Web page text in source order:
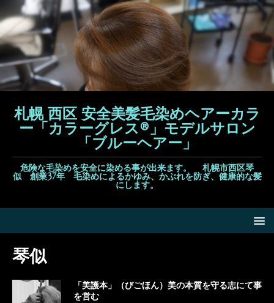
札幌 西区 安全美髪毛染めヘアーカラ
ー「カラーグレス®」モデルサロン
「ブルーヘアー」
危険な毛染めを安全に染める事が出来ます。 札幌市西区琴
似 創業37年 毛染めによるかゆみ、かぶれを防ぎ、健康的な髪
にします。
琴似
「美護本」（びごほん）美の本質を守る志にて事
を営む